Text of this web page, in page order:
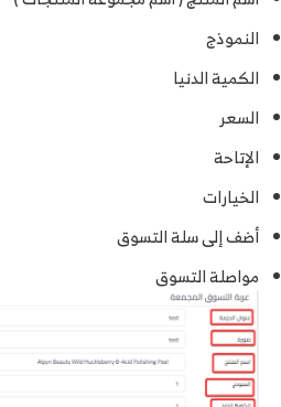
النموذج
الكمية الدنيا
السعر
الإتاحة
الخيارات
أضف إلى سلة التسوق
مواصلة التسوق